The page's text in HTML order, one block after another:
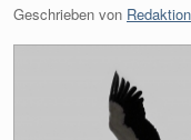
Geschrieben von Redaktion